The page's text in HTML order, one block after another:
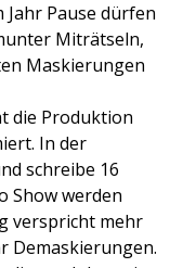
Pause dürfen
Miträtseln,
Maskierungen
die Produktion
In der
schreibe 16
Show werden
verspricht mehr
Demaskierungen.